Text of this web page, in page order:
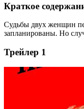
Краткое
Судьбы двух женщин
запланированы. Но
Трейлер 1